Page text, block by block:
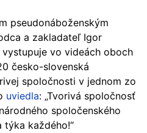
pseudonáboženským
a zakladateľ Igor
vo videách oboch
česko-slovenská
spoločnosti v jednom zo
uviedla: „Tvorivá spoločnosť
spoločenského
týka každého!“